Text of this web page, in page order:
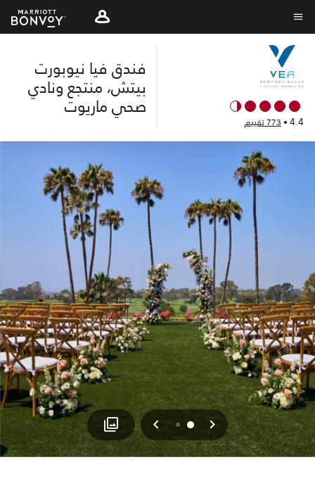
Skip
to
main
content
نص القائمة
4.4
•773 تقييم
فندق فيا نيوبورت
بيتش، منتجع ونادي
صحي ماريوت
السابق
0
1 التالي